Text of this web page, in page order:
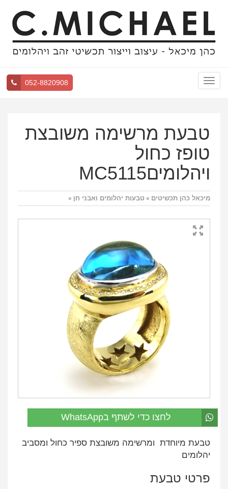
Toggle
navigation
052-8820908
טבעת מרשימה משובצת
טופז כחול
ויהלומיםMC5115
מיכאל כהן תכשיטים » טבעות יהלומים ואבני חן »
לחצו כדי לשתף בWhatsApp
טבעת מיוחדת ומרשימה משובצת ספיר כחול ומסביב
יהלומים
פרטי טבעת